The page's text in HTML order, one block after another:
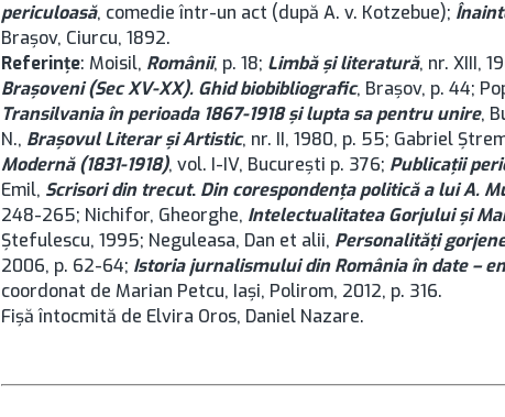
periculoasă, comedie într-un act (după A. v. Kotzebue);
Brașov, Ciurcu, 1892.
Referinţe: Moisil, Românii, p. 18; Limbă şi literatură, nr. XIII,
Brașoveni (Sec XV-XX). Ghid biobibliografic, Brașov, p. 44;
Transilvania în perioada 1867-1918 şi lupta sa pentru unire,
N., Brașovul Literar și Artistic, nr. II, 1980, p. 55; Gabriel
Modernă (1831-1918), vol. I-IV, București p. 376; Publicaţii
Emil, Scrisori din trecut. Din corespondenţa politică a lui A.
248-265; Nichifor, Gheorghe, Intelectualitatea Gorjului şi
Ştefulescu, 1995; Neguleasa, Dan et alii, Personalităţi
2006, p. 62-64; Istoria jurnalismului din România în date –
coordonat de Marian Petcu, Iași, Polirom, 2012, p. 316.
Fișă întocmită de Elvira Oros, Daniel Nazare.